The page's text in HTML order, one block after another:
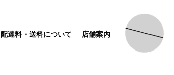
配達料・送料について 店舗案内